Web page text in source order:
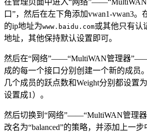
口”，然后在左下角添加vwan1-vwan3。
的ip地址为www.baidu.com或其他只有认
地址，其他保持默认设置即可。
然后在“网络”——“MultiWAN管理器
成的每一个接口分别创建一个新的成员
几个成员的跃点数和Weight分别都设置
设置成1）。
然后切换到“网络”——“MultiWAN管理
改名为“balanced”的策略，并添加上一步